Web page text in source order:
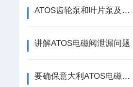
ATOS齿轮泵和叶片泵及柱塞泵区别在哪里
讲解ATOS电磁阀泄漏问题
要确保意大利ATOS电磁阀良好密封性